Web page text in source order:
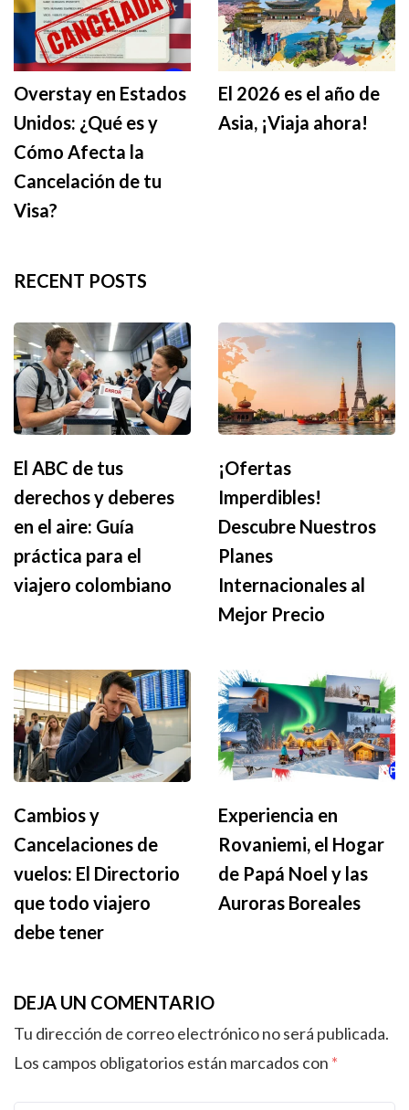
Overstay en Estados
Unidos: ¿Qué es y
Cómo Afecta la
Cancelación de tu
Visa?
El 2026 es el año de
Asia, ¡Viaja ahora!
RECENT POSTS
El ABC de tus
derechos y deberes
en el aire: Guía
práctica para el
viajero colombiano
¡Ofertas
Imperdibles!
Descubre Nuestros
Planes
Internacionales al
Mejor Precio
Cambios y
Cancelaciones de
vuelos: El Directorio
que todo viajero
debe tener
Experiencia en
Rovaniemi, el Hogar
de Papá Noel y las
Auroras Boreales
DEJA UN COMENTARIO
Tu dirección de correo electrónico no será publicada.
Los campos obligatorios están marcados con *